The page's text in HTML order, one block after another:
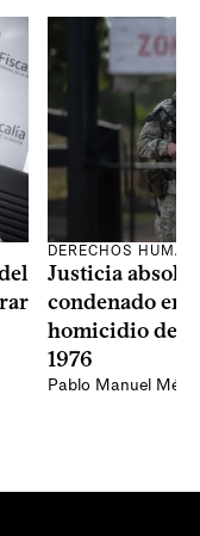
DERECHOS
Justicia
condenado en
homicidio de
1976
Pablo Manuel